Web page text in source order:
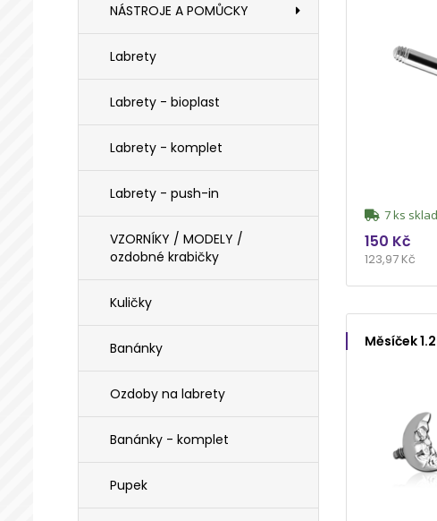
NÁSTROJE A POMŮCKY
Labrety
Labrety - bioplast
Labrety - komplet
Labrety - push-in
VZORNÍKY / MODELY /
ozdobné krabičky
Kuličky
Banánky
Ozdoby na labrety
Banánky - komplet
Pupek
7 ks
150 Kč
123,97 Kč
Měsíček 1.2